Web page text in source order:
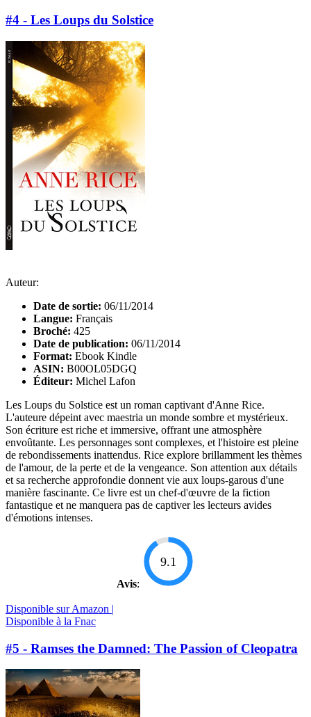
#4 - Les Loups du Solstice
Auteur:
Date de sortie: 06/11/2014
Langue: Français
Broché: 425
Date de publication: 06/11/2014
Format: Ebook Kindle
ASIN: B00OL05DGQ
Éditeur: Michel Lafon
Les Loups du Solstice est un roman captivant d'Anne Rice.
L'auteure dépeint avec maestria un monde sombre et mystérieux.
Son écriture est riche et immersive, offrant une atmosphère
envoûtante. Les personnages sont complexes, et l'histoire est pleine
de rebondissements inattendus. Rice explore brillamment les thèmes
de l'amour, de la perte et de la vengeance. Son attention aux détails
et sa recherche approfondie donnent vie aux loups-garous d'une
manière fascinante. Ce livre est un chef-d'œuvre de la fiction
fantastique et ne manquera pas de captiver les lecteurs avides
d'émotions intenses.
Avis:
9.1
Disponible sur Amazon |
Disponible à la Fnac
#5 - Ramses the Damned: The Passion of Cleopatra